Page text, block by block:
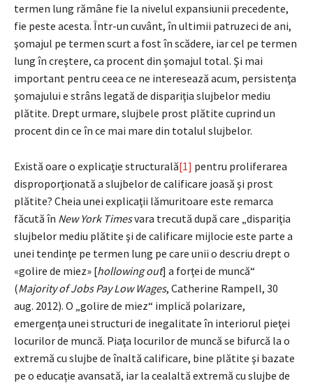
termen lung rămâne fie la nivelul expansiunii precedente,
fie peste acesta. Într-un cuvânt, în ultimii patruzeci de ani,
şomajul pe termen scurt a fost în scădere, iar cel pe termen
lung în creştere, ca procent din şomajul total. Şi mai
important pentru ceea ce ne interesează acum, persistenţa
şomajului e strâns legată de dispariţia slujbelor mediu
plătite. Drept urmare, slujbele prost plătite cuprind un
procent din ce în ce mai mare din totalul slujbelor.
Există oare o explicaţie structurală[1] pentru proliferarea
disproporţionată a slujbelor de calificare joasă şi prost
plătite? Cheia unei explicaţii lămuritoare este remarca
făcută în New York Timesvara trecută după care „dispariţia
slujbelor mediu plătite şi de calificare mijlocie este parte a
unei tendinţe pe termen lung pe care unii o descriu drept o
«golire de miez» [hollowing out] a forţei de muncă“
(Majority of Jobs Pay Low Wages, Catherine Rampell, 30
aug. 2012). O „golire de miez“ implică polarizare,
emergenţa unei structuri de inegalitate în interiorul pieţei
locurilor de muncă. Piaţa locurilor de muncă se bifurcă la o
extremă cu slujbe de înaltă calificare, bine plătite şi bazate
pe o educaţie avansată, iar la cealaltă extremă cu slujbe de